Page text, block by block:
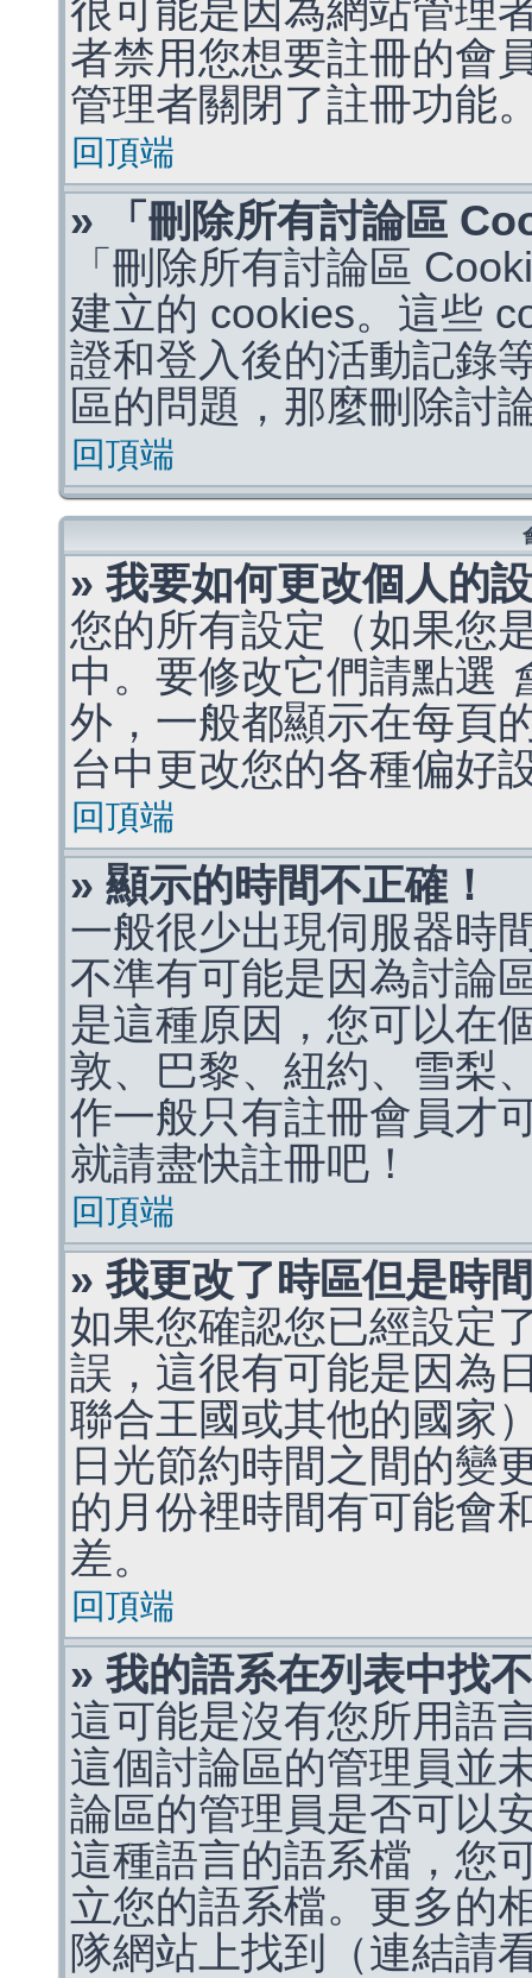
很可能是因為網站管理
者禁用您想要註冊的會
管理者關閉了註冊功能
回頂端
» 「刪除所有討論區
「刪除所有討論區
建立的 cookies。這些
證和登入後的活動記錄
區的問題，那麼刪除討
回頂端
» 我要如何更改個人的
您的所有設定（如果您
中。要修改它們請點選
外，一般都顯示在每頁
台中更改您的各種偏好
回頂端
» 顯示的時間不正確！
一般很少出現伺服器時
不準有可能是因為討論
是這種原因，您可以在
敦、巴黎、紐約、雪梨
作一般只有註冊會員才
就請盡快註冊吧！
回頂端
» 我更改了時區但是時
如果您確認您已經設定
誤，這很有可能是因為
聯合王國或其他的國家
日光節約時間之間的變
的月份裡時間有可能會
差。
回頂端
» 我的語系在列表中找
這可能是沒有您所用語
這個討論區的管理員並
論區的管理員是否可以
這種語言的語系檔，您
立您的語系檔。更多的
隊網站上找到（連結請